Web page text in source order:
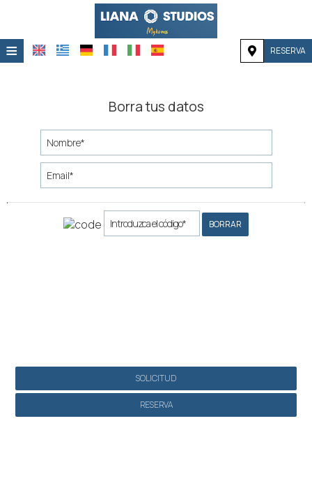
≡ RESERVA
ALOJAMIENTO
INSTALACIONES
GALERÍA
Borra tus datos
BORRAR
SOLICITUD
RESERVA